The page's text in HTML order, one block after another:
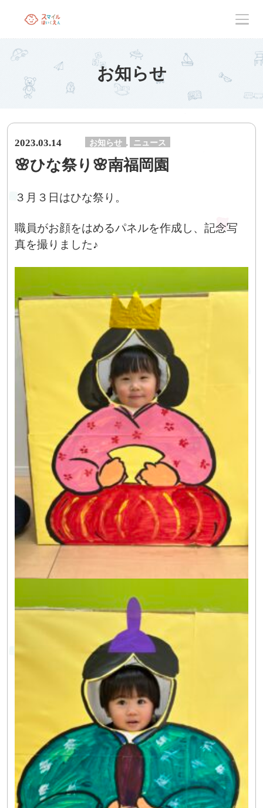
お知らせ
2023.03.14 お知らせ , ニュース
🌸ひな祭り🌸南福岡園
３月３日はひな祭り。
職員がお顔をはめるパネルを作成し、記念写
真を撮りました♪